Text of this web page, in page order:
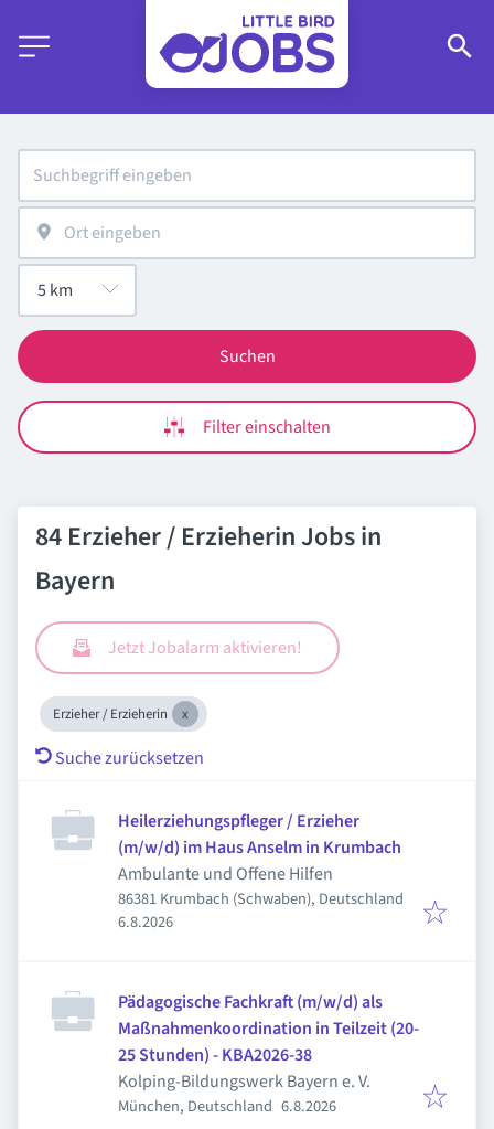
Suchen
Filter einschalten
84 Erzieher / Erzieherin Jobs in
Bayern
Jetzt Jobalarm aktivieren!
Erzieher / Erzieherin
Suche zurücksetzen
Heilerziehungspfleger / Erzieher
(m/w/d) im Haus Anselm in Krumbach
Ambulante und Offene Hilfen
86381 Krumbach (Schwaben), Deutschland
Veröffentlicht
6.8.2026
Pädagogische Fachkraft (m/w/d) als
Maßnahmenkoordination in Teilzeit (20-
25 Stunden) - KBA2026-38
Kolping-Bildungswerk Bayern e. V.
München, Deutschland Veröffentlicht
6.8.2026